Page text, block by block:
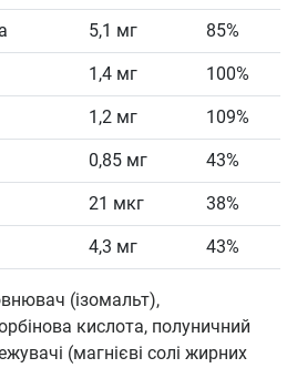
5,1 мг 85%
1,4 мг 100%
1,2 мг 109%
0,85 мг 43%
21 мкг 38%
4,3 мг 43%
(ізомальт),
кислота, полуничний
(магнієві солі жирних